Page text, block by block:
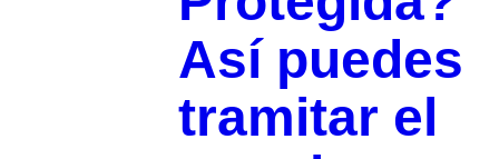
Así puedes
tramitar el